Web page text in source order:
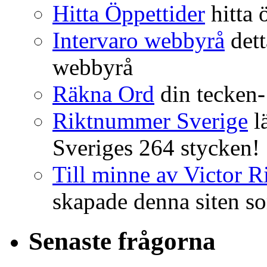
Hitta Öppettider hitta
Intervaro webbyrå
webbyrå
Räkna Ord din
Riktnummer Sverige
Sveriges 264 stycken!
Till minne av Victor
skapade denna siten
Senaste frågorna